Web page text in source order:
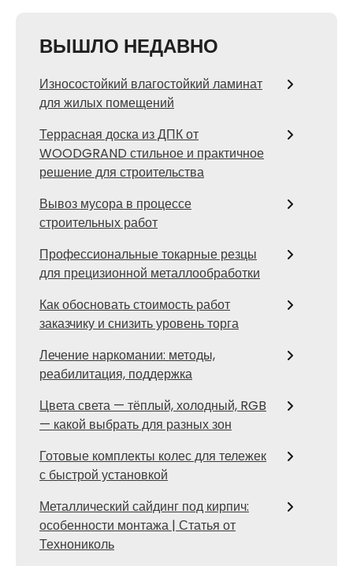
ВЫШЛО НЕДАВНО
Износостойкий влагостойкий ламинат
для жилых помещений
Террасная доска из ДПК от
WOODGRAND стильное и практичное
решение для строительства
Вывоз мусора в процессе
строительных работ
Профессиональные токарные резцы
для прецизионной металлообработки
Как обосновать стоимость работ
заказчику и снизить уровень торга
Лечение наркомании: методы,
реабилитация, поддержка
Цвета света — тёплый, холодный, RGB
— какой выбрать для разных зон
Готовые комплекты колес для тележек
с быстрой установкой
Металлический сайдинг под кирпич:
особенности монтажа | Статья от
Технониколь